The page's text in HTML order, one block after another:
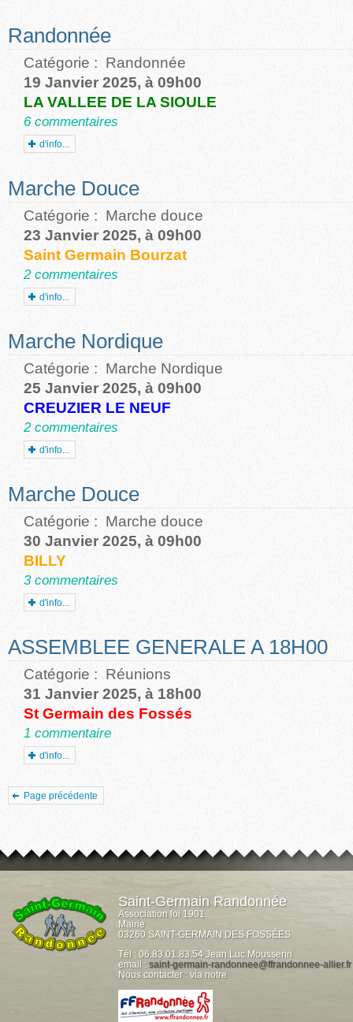
Randonnée
Catégorie : Randonnée
19 Janvier 2025, à 09h00
LA VALLEE DE LA SIOULE
6 commentaires
d'info...
Marche Douce
Catégorie : Marche douce
23 Janvier 2025, à 09h00
Saint Germain Bourzat
2 commentaires
d'info...
Marche Nordique
Catégorie : Marche Nordique
25 Janvier 2025, à 09h00
CREUZIER LE NEUF
2 commentaires
d'info...
Marche Douce
Catégorie : Marche douce
30 Janvier 2025, à 09h00
BILLY
3 commentaires
d'info...
ASSEMBLEE GENERALE A 18H00
Catégorie : Réunions
31 Janvier 2025, à 18h00
St Germain des Fossés
1 commentaire
d'info...
Page précédente
Saint-Germain Randonnée
Association loi 1901
Mairie
03260 SAINT-GERMAIN DES FOSSÉES
Tél : 06.83.01.83.54 Jean Luc Mousserin
email : saint-germain-randonnee@ffrandonnee-allier.fr
Nous contacter : via notre